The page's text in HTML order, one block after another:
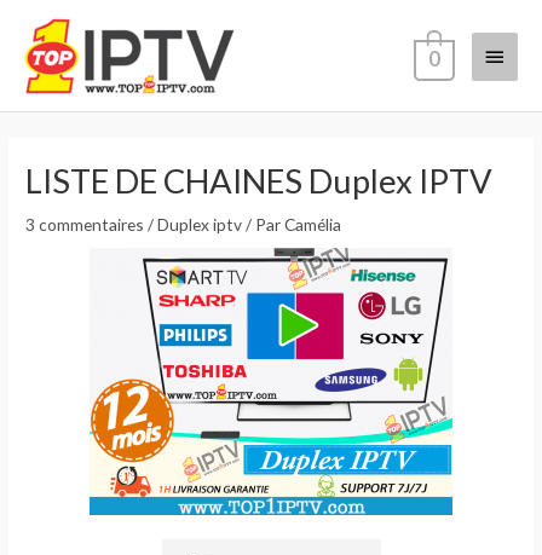
contenu
Menu
0
LISTE DE CHAINES Duplex IPTV
3 commentaires /Duplex iptv/ ParCamélia
articles